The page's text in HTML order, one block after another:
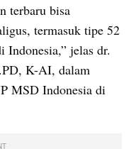
terbaru bisa
termasuk tipe 52
Indonesia,” jelas dr.
K-AI, dalam
MSD Indonesia di